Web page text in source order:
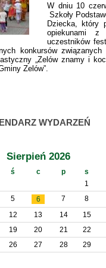
W dniu 10
Szkoły
Dziecka, który
opiekunami z
uczestników
konkursów
„Zelów znamy i
Zelów”.
WYDARZEŃ
Sierpień 2026
ś c p s
1
5 6 7 8
12 13 14 15
19 20 21 22
26 27 28 29